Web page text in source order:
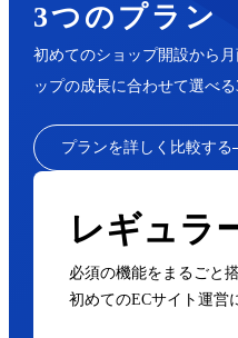
3つのプラン
初めてのショップ開設から
ップの成長に合わせて選べ
プランを詳しく比較する
レギュラ
必須の機能をまるごと
初めてのECサイト運営